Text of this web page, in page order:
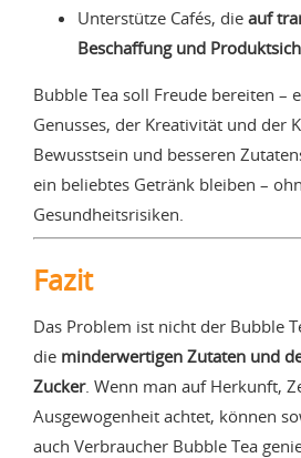
Unterstütze Cafés, die auf
Beschaffung und
Bubble Tea soll Freude bereiten –
Genusses, der Kreativität und der
Bewusstsein und besseren
ein beliebtes Getränk bleiben –
Gesundheitsrisiken.
Fazit
Das Problem ist nicht der Bubble
die minderwertigen Zutaten und
Zucker. Wenn man auf Herkunft,
Ausgewogenheit achtet, können
auch Verbraucher Bubble Tea